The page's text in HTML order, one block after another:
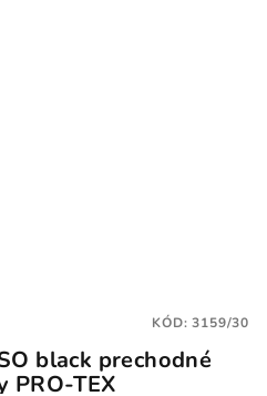
black prechodné
PRO-TEX
KÓD:3159/30